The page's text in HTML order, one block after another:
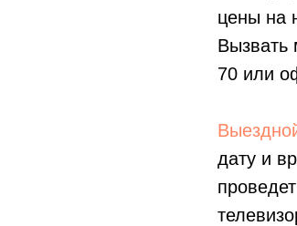
цены на
Вызвать
70 или
дату и